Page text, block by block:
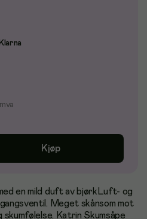
Kjøp
en mild duft av bjørkLuft- og
Meget skånsom mot
skumfølelse. Katrin Skumsåpe